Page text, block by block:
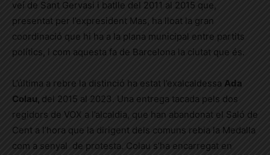
veí de Sant Gervasi i batlle del 2011 al 2015 que,
presentat per l’expresident Mas, ha lloat la gran
coordinació que hi ha a la plana municipal entre partits
polítics, i com aquesta fa de Barcelona la ciutat que és.
L’última a rebre la distinció ha estat l’exalcaldessa Ada
Colau, del 2015 al 2023. Una entrega tacada pels dos
regidors de VOX a l’alcaldia, que han abandonat el Saló de
Cent a l’hora que la dirigent dels comuns rebia la Medalla
com a senyal de protesta. Colau s’ha encarregat en